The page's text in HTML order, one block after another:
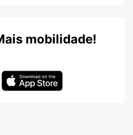
mobilidade!